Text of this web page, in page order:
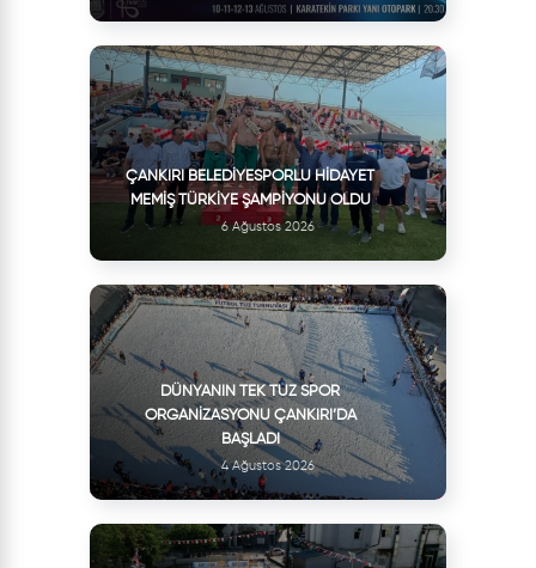
ÇANKIRI BELEDIYESPORLU HIDAYET
MEMIŞ TÜRKIYE ŞAMPIYONU OLDU
6 Ağustos 2026
DÜNYANIN TEK TUZ SPOR
ORGANIZASYONU ÇANKIRI’DA
BAŞLADI
4 Ağustos 2026